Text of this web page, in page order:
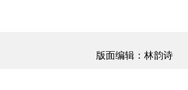
版面编辑：林韵诗